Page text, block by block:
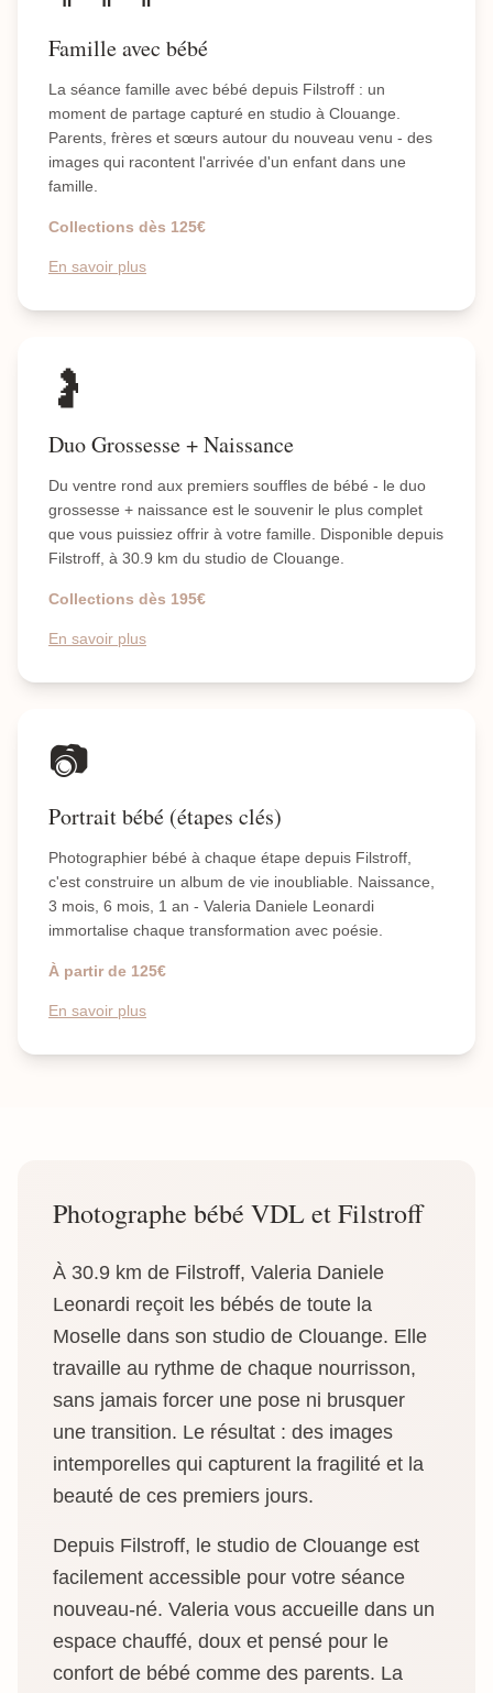
Famille avec bébé
La séance famille avec bébé depuis Filstroff : un
moment de partage capturé en studio à Clouange.
Parents, frères et sœurs autour du nouveau venu - des
images qui racontent l'arrivée d'un enfant dans une
famille.
Collections dès 125€
En savoir plus
🤰
Duo Grossesse + Naissance
Du ventre rond aux premiers souffles de bébé - le duo
grossesse + naissance est le souvenir le plus complet
que vous puissiez offrir à votre famille. Disponible depuis
Filstroff, à 30.9 km du studio de Clouange.
Collections dès 195€
En savoir plus
📷
Portrait bébé (étapes clés)
Photographier bébé à chaque étape depuis Filstroff,
c'est construire un album de vie inoubliable. Naissance,
3 mois, 6 mois, 1 an - Valeria Daniele Leonardi
immortalise chaque transformation avec poésie.
À partir de 125€
En savoir plus
Photographe bébé VDL et Filstroff
À 30.9 km de Filstroff, Valeria Daniele
Leonardi reçoit les bébés de toute la
Moselle dans son studio de Clouange. Elle
travaille au rythme de chaque nourrisson,
sans jamais forcer une pose ni brusquer
une transition. Le résultat : des images
intemporelles qui capturent la fragilité et la
beauté de ces premiers jours.
Depuis Filstroff, le studio de Clouange est
facilement accessible pour votre séance
nouveau-né. Valeria vous accueille dans un
espace chauffé, doux et pensé pour le
confort de bébé comme des parents. La